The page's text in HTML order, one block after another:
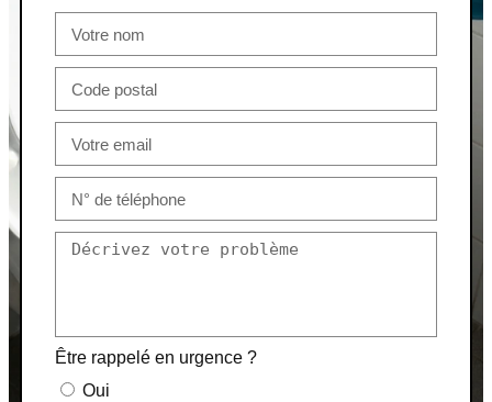
Être rappelé en urgence ?
Oui